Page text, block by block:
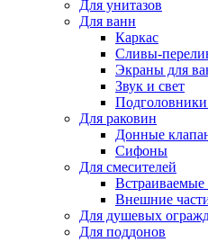
Для унитазов
Для ванн
Каркас
Сливы-
Экраны для
Звук и свет
Для раковин
Донные
Сифоны
Для смесителей
Встраиваемые
Внешние
Для душевых
Для поддонов